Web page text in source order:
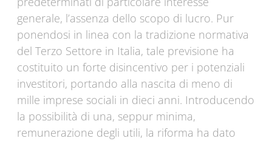
generale, l’assenza dello scopo di lucro. Pur
ponendosi in linea con la tradizione normativa
del Terzo Settore in Italia, tale previsione ha
costituito un forte disincentivo per i potenziali
investitori, portando alla nascita di meno di
mille imprese sociali in dieci anni. Introducendo
la possibilità di una, seppur minima,
remunerazione degli utili, la riforma ha dato